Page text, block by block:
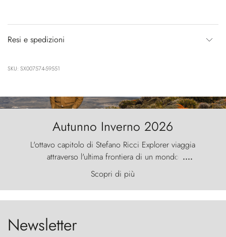
Resi e spedizioni
SKU: SX007574-59551
Autunno Inverno 2026
L'ottavo capitolo di Stefano Ricci Explorer viaggia
attraverso l'ultima frontiera di un mondo
primordiale, dove il vento scolpisce la natura con
furia ancestrale e le Torres del Paine sfidano il
cielo come sentinelle di pietra.
....
Scopri di più
Newsletter